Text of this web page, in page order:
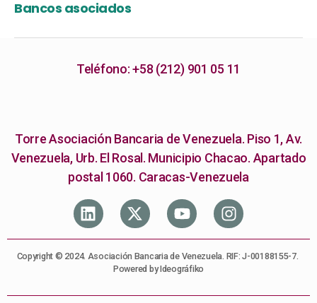
Bancos asociados
Teléfono: +58 (212) 901 05 11
Torre Asociación Bancaria de Venezuela. Piso 1, Av.
Venezuela, Urb. El Rosal. Municipio Chacao. Apartado
postal 1060. Caracas-Venezuela
Copyright © 2024. Asociación Bancaria de Venezuela. RIF: J-00188155-7.
Powered by Ideográfiko